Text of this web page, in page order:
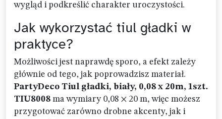
wygląd i podkreślić charakter uroczystości.
Jak wykorzystać tiul gładki w
praktyce?
Możliwości jest naprawdę sporo, a efekt zależy
głównie od tego, jak poprowadzisz materiał.
PartyDeco Tiul gładki, biały, 0,08 x 20m, 1szt.
TIU8008 ma wymiary 0,08 × 20 m, więc możesz
przygotować zarówno drobne akcenty, jak i